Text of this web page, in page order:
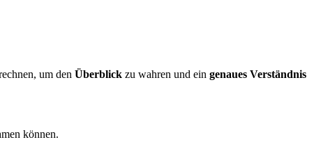
um den Überblick zu wahren und ein genaues Verständnis
können.